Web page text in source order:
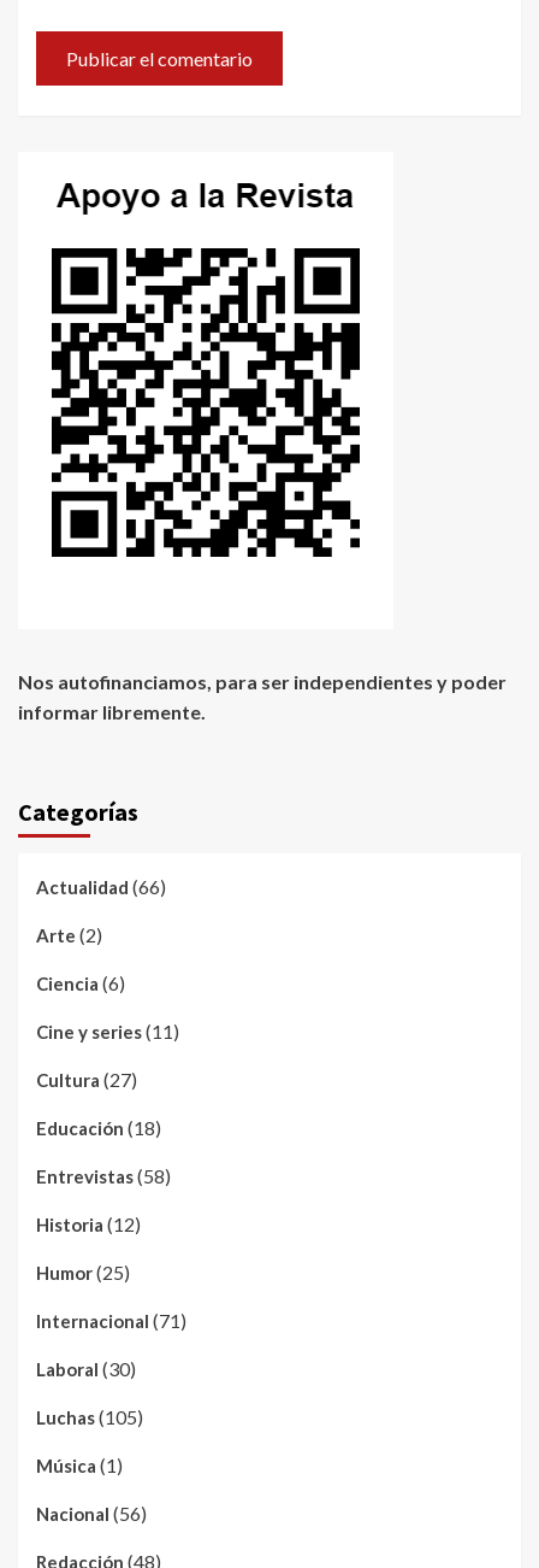
Nos autofinanciamos, para ser independientes y poder
informar libremente.
Categorías
Actualidad (66)
Arte (2)
Ciencia (6)
Cine y series(11)
Cultura (27)
Educación (18)
Entrevistas(58)
Historia (12)
Humor(25)
Internacional (71)
Laboral (30)
Luchas(105)
Música (1)
Nacional (56)
Redacción (48)